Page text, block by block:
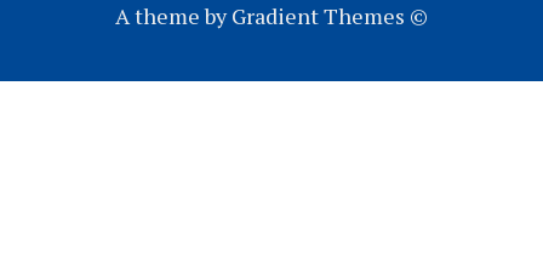
A theme by Gradient Themes ©